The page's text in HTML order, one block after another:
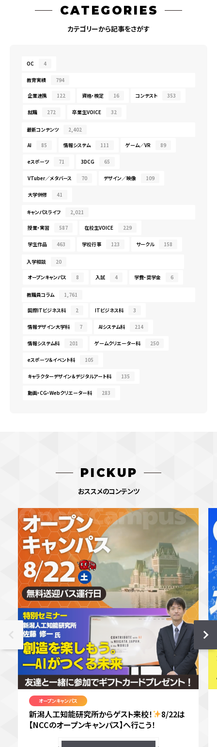
CATEGORIES
カテゴリーから記事をさがす
OC 4
教育実績 794
企業連携 122 資格・検定 16 コンテスト 353
就職 272 卒業生VOICE 32
最新コンテンツ 2,402
AI 85 情報システム 111 ゲーム／VR 89
eスポーツ 71 3DCG 65
VTuber／メタバース 70 デザイン／映像 109
大学併修 41
キャンパスライフ 2,021
授業・実習 587 在校生VOICE 229
学生作品 463 学校行事 123 サークル 158
入学相談 20
オープンキャンパス 8 入試 4 学費・奨学金 6
教職員コラム 1,761
国際ITビジネス科 2 ITビジネス科 3
情報デザイン大学科 7 AIシステム科 214
情報システム科 201 ゲームクリエーター科 250
eスポーツ＆イベント科 105
キャラクターデザイン＆デジタルアート科 135
動画・CG・Webクリエーター科 283
PICKUP
おススメのコンテンツ
オープンキャンパス
新潟人工知能研究所からゲスト来校！
8/22は
【NCCのオープンキャンパス】へ行こう！